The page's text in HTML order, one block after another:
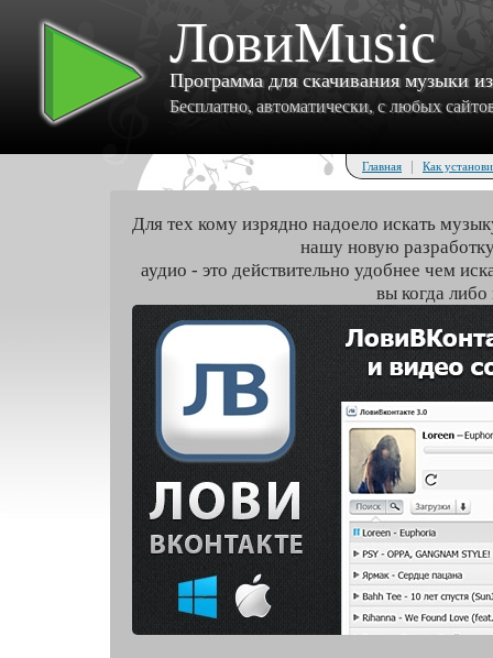
ЛовиMusic
Программа для скачивания музыки
Бесплатно, автоматически, с любых
Главная | Как
Для тех кому изрядно надоело искать
нашу новую
аудио - это действительно удобнее чем
вы когда либо